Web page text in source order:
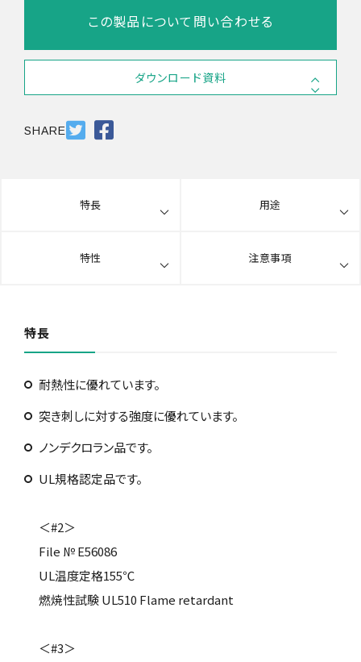
この製品について問い合わせる
ダウンロード資料
SHARE
特長 用途
特性 注意事項
特長
耐熱性に優れています。
突き刺しに対する強度に優れています。
ノンデクロラン品です。
UL規格認定品です。
＜#2＞
File № E56086
UL温度定格155℃
燃焼性試験 UL510 Flame retardant
＜#3＞